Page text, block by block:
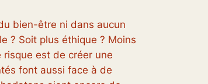
bien-être ni dans aucun
? Soit plus éthique ? Moins
est de créer une
font aussi face à de